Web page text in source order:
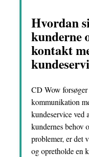
Hvordan
kunderne
kontakt
CD Wow
kommunikation
kundeservice ved
kundernes behov
problemer, er det
og opretholde en